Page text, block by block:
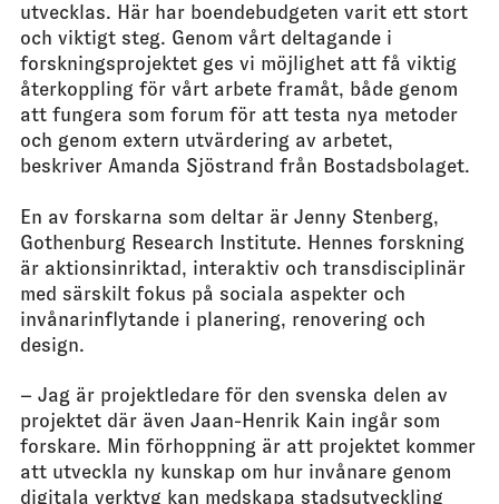
utvecklas. Här har boendebudgeten varit ett stort
och viktigt steg. Genom vårt deltagande i
forskningsprojektet ges vi möjlighet att få viktig
återkoppling för vårt arbete framåt, både genom
att fungera som forum för att testa nya metoder
och genom extern utvärdering av arbetet,
beskriver Amanda Sjöstrand från Bostadsbolaget.
En av forskarna som deltar är Jenny Stenberg,
Gothenburg Research Institute. Hennes forskning
är aktionsinriktad, interaktiv och transdisciplinär
med särskilt fokus på sociala aspekter och
invånarinflytande i planering, renovering och
design.
– Jag är projektledare för den svenska delen av
projektet där även Jaan-Henrik Kain ingår som
forskare. Min förhoppning är att projektet kommer
att utveckla ny kunskap om hur invånare genom
digitala verktyg kan medskapa stadsutveckling